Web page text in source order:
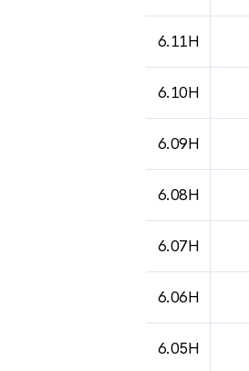
6.11H
6.10H
6.09H
6.08H
6.07H
6.06H
6.05H